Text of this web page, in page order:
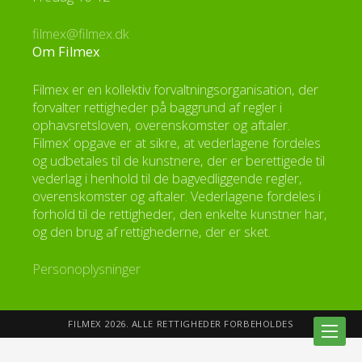
filmex@filmex.dk
Om Filmex
Filmex er en kollektiv forvaltningsorganisation, der
forvalter rettigheder på baggrund af regler i
ophavsretsloven, overenskomster og aftaler.
Filmex’ opgave er at sikre, at vederlagene fordeles
og udbetales til de kunstnere, der er berettigede til
vederlag i henhold til de bagvedliggende regler,
overenskomster og aftaler. Vederlagene fordeles i
forhold til de rettigheder, den enkelte kunstner har,
og den brug af rettighederne, der er sket.
Personoplysninger
FILMEX 2026. ALLE RETTIGHEDER FORBEHOLDES